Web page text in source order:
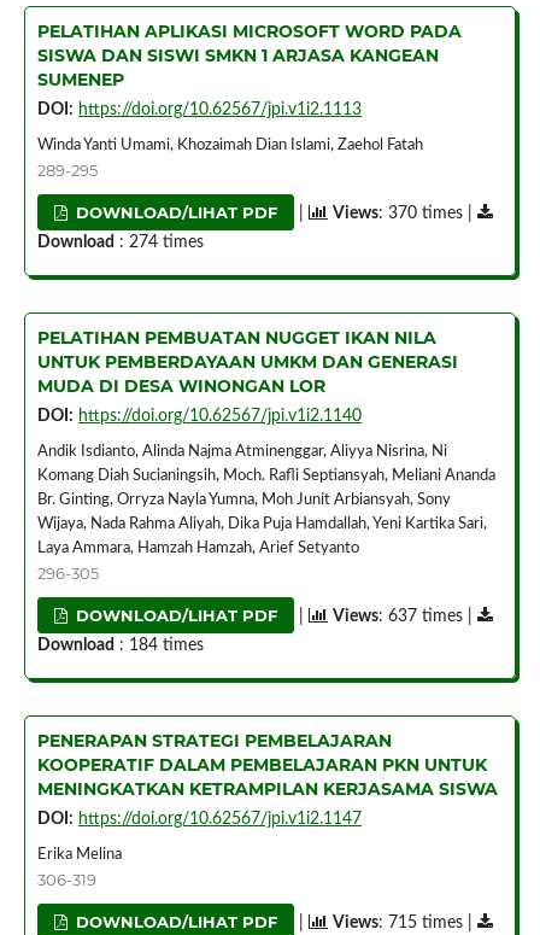
PELATIHAN APLIKASI MICROSOFT WORD PADA
SISWA DAN SISWI SMKN 1 ARJASA KANGEAN
SUMENEP
DOI: https://doi.org/10.62567/jpi.v1i2.1113
Winda Yanti Umami, Khozaimah Dian Islami, Zaehol Fatah
289-295
DOWNLOAD/LIHAT PDF Views: 370 times |
Download : 274 times
PELATIHAN PEMBUATAN NUGGET IKAN NILA
UNTUK PEMBERDAYAAN UMKM DAN GENERASI
MUDA DI DESA WINONGAN LOR
DOI: https://doi.org/10.62567/jpi.v1i2.1140
Andik Isdianto, Alinda Najma Atminenggar, Aliyya Nisrina, Ni
Komang Diah Sucianingsih, Moch. Rafli Septiansyah, Meliani Ananda
Br. Ginting, Orryza Nayla Yumna, Moh Junit Arbiansyah, Sony
Wijaya, Nada Rahma Aliyah, Dika Puja Hamdallah, Yeni Kartika Sari,
Laya Ammara, Hamzah Hamzah, Arief Setyanto
296-305
DOWNLOAD/LIHAT PDF Views: 637 times |
Download : 184 times
PENERAPAN STRATEGI PEMBELAJARAN
KOOPERATIF DALAM PEMBELAJARAN PKN UNTUK
MENINGKATKAN KETRAMPILAN KERJASAMA SISWA
DOI: https://doi.org/10.62567/jpi.v1i2.1147
Erika Melina
306-319
DOWNLOAD/LIHAT PDF Views: 715 times |